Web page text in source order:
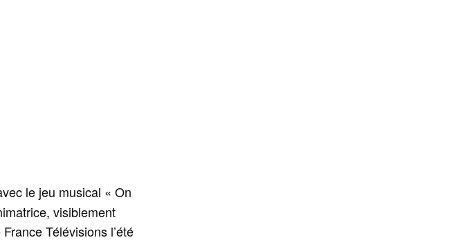
le jeu musical « On
visiblement
Télévisions l’été